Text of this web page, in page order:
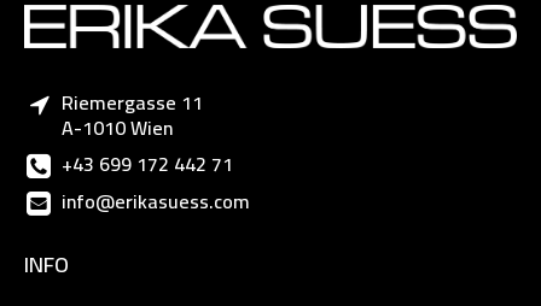
Riemergasse 11
A-1010 Wien
+43 699 172 442 71
info@erikasuess.com
INFO